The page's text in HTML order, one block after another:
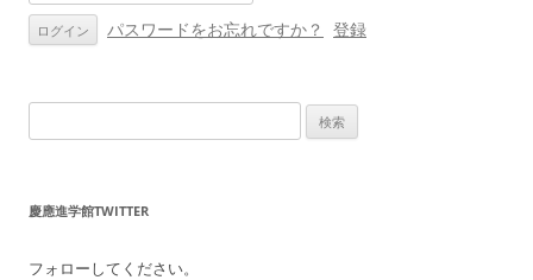
ン
パスワードをお忘れですか？ 登録
索:
慶應進学館TWITTER
フォローしてください。